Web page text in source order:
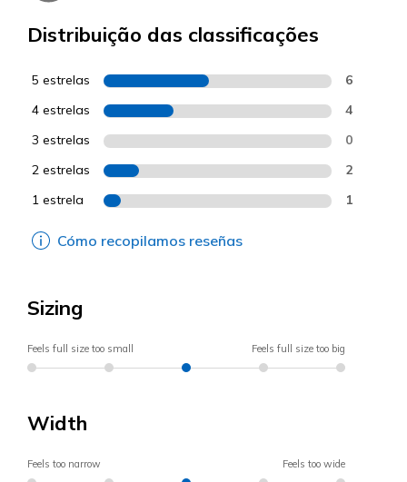
Distribuição das classificações
5 estrelas 6
4 estrelas 4
3 estrelas 0
2 estrelas 2
1 estrela 1
Cómo recopilamos reseñas
Sizing
Feels full size too small Feels full size too big
Width
Feels too narrow Feels too wide